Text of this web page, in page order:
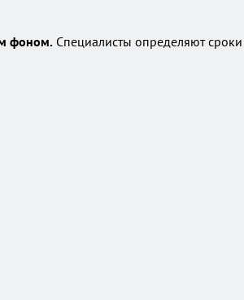
фоном. Специалисты определяют сроки